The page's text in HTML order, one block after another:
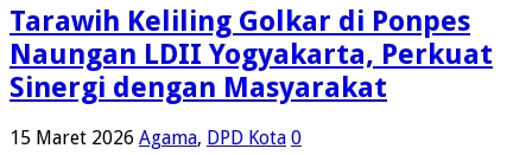
Tarawih Keliling Golkar di Ponpes
Naungan LDII Yogyakarta, Perkuat
Sinergi dengan Masyarakat
15 Maret 2026 Agama, DPD Kota 0